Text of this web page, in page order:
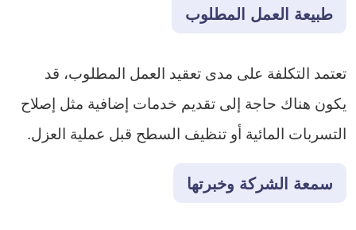
طبيعة العمل المطلوب
تعتمد التكلفة على مدى تعقيد العمل المطلوب، قد
يكون هناك حاجة إلى تقديم خدمات إضافية مثل إصلاح
التسربات المائية أو تنظيف السطح قبل عملية العزل.
سمعة الشركة وخبرتها